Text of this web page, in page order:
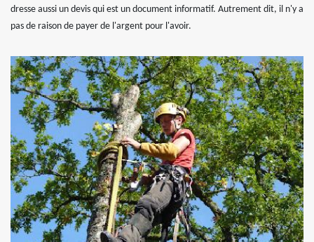
dresse aussi un devis qui est un document informatif. Autrement dit, il n'y a
pas de raison de payer de l'argent pour l'avoir.